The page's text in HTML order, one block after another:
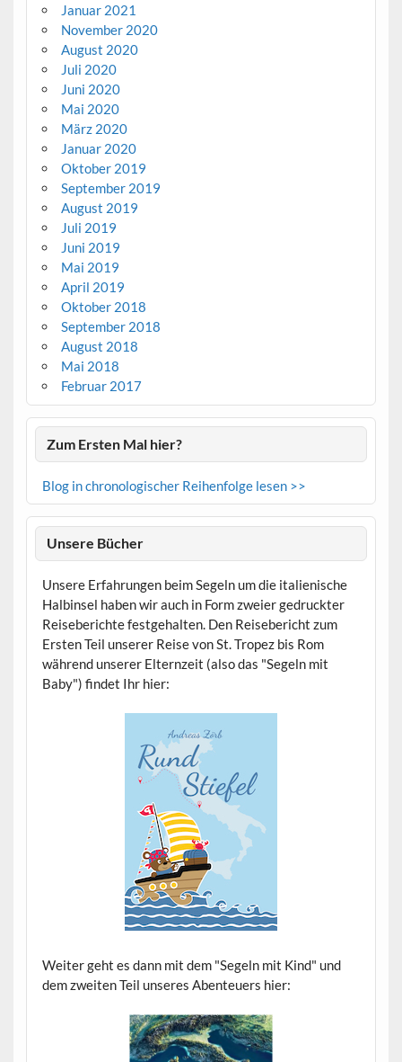
Januar 2021
November 2020
August 2020
Juli 2020
Juni 2020
Mai 2020
März 2020
Januar 2020
Oktober 2019
September 2019
August 2019
Juli 2019
Juni 2019
Mai 2019
April 2019
Oktober 2018
September 2018
August 2018
Mai 2018
Februar 2017
Zum Ersten Mal hier?
Blog in chronologischer Reihenfolge lesen >>
Unsere Bücher
Unsere Erfahrungen beim Segeln um die italienische
Halbinsel haben wir auch in Form zweier gedruckter
Reiseberichte festgehalten. Den Reisebericht zum
Ersten Teil unserer Reise von St. Tropez bis Rom
während unserer Elternzeit (also das "Segeln mit
Baby") findet Ihr hier:
Weiter geht es dann mit dem "Segeln mit Kind" und
dem zweiten Teil unseres Abenteuers hier: